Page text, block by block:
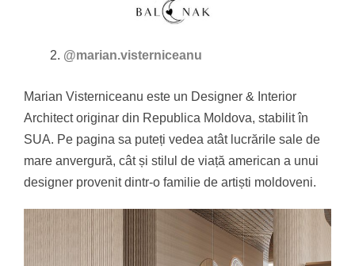
@marian.visterniceanu
Marian Visterniceanu este un Designer & Interior
Architect originar din Republica Moldova, stabilit în
SUA. Pe pagina sa puteți vedea atât lucrările sale de
mare anvergură, cât și stilul de viață american a unui
designer provenit dintr-o familie de artiști moldoveni.